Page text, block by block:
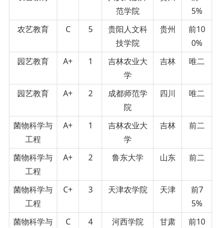
范学院
5%
农艺教育
C 5
贵阳人文科
技学院
贵州
前10
0%
园艺教育
A+ 1
吉林农业大
学
吉林 唯二
园艺教育 A+ 2
成都师范学
院
四川 唯二
菌物科学与
工程
A+ 1
吉林农业大
学
吉林 前二
菌物科学与
工程
A+ 2 鲁东大学 山东 前二
菌物科学与
工程
C+ 3 天津农学院 天津
前7
5%
菌物科学与
C 4 河西学院 甘肃
前10